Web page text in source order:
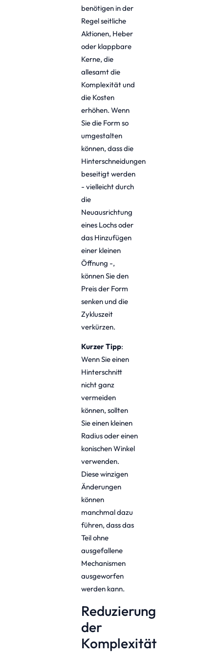
benötigen in der
Regel seitliche
Aktionen, Heber
oder klappbare
Kerne, die
allesamt die
Komplexität und
die Kosten
erhöhen. Wenn
Sie die Form so
umgestalten
können, dass die
Hinterschneidungen
beseitigt werden
- vielleicht durch
die
Neuausrichtung
eines Lochs oder
das Hinzufügen
einer kleinen
Öffnung -,
können Sie den
Preis der Form
senken und die
Zykluszeit
verkürzen.
Kurzer Tipp:
Wenn Sie einen
Hinterschnitt
nicht ganz
vermeiden
können, sollten
Sie einen kleinen
Radius oder einen
konischen Winkel
verwenden.
Diese winzigen
Änderungen
können
manchmal dazu
führen, dass das
Teil ohne
ausgefallene
Mechanismen
ausgeworfen
werden kann.
Reduzierung
der
Komplexität